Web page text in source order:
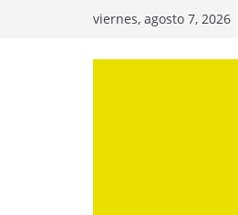
viernes, agosto 7, 2026